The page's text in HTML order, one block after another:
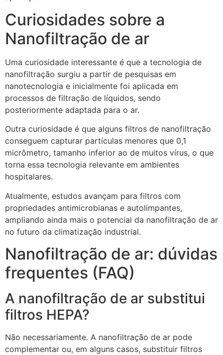
Curiosidades sobre a
Nanofiltração de ar
Uma curiosidade interessante é que a tecnologia de
nanofiltração surgiu a partir de pesquisas em
nanotecnologia e inicialmente foi aplicada em
processos de filtração de líquidos, sendo
posteriormente adaptada para o ar.
Outra curiosidade é que alguns filtros de nanofiltração
conseguem capturar partículas menores que 0,1
micrômetro, tamanho inferior ao de muitos vírus, o que
torna essa tecnologia relevante em ambientes
hospitalares.
Atualmente, estudos avançam para filtros com
propriedades antimicrobianas e autolimpantes,
ampliando ainda mais o potencial da nanofiltração de ar
no futuro da climatização industrial.
Nanofiltração de ar: dúvidas
frequentes (FAQ)
A nanofiltração de ar substitui
filtros HEPA?
Não necessariamente. A nanofiltração de ar pode
complementar ou, em alguns casos, substituir filtros